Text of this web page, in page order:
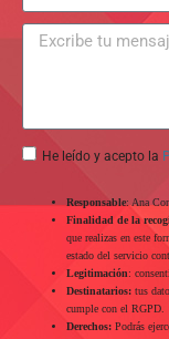
He leído y acepto la
Responsable: Ana
Finalidad de la
que realizas en este
estado del servicio
Legitimación:
Destinatarios: tus
cumple con el RGPD.
Derechos: Podrás